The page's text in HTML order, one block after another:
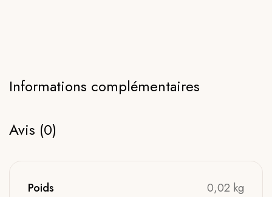
Informations complémentaires
Avis (0)
Poids 0,02 kg